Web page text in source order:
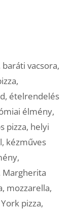
baráti vacsora,
,
, ételrendelés
élmény,
pizza, helyi
, kézműves
,
Margherita
, mozzarella,
pizza,